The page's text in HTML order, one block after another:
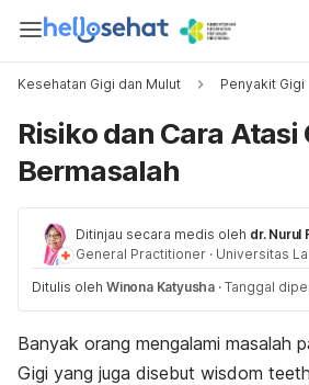
Kesehatan Gigi dan Mulut Penyakit Gigi
Risiko dan Cara
Bermasalah
Ditinjau secara medis oleh dr. Nurul
General Practitioner · Universitas
Ditulis oleh Winona Katyusha · Tanggal
Banyak orang mengalami masalah
Gigi yang juga disebut wisdom teeth